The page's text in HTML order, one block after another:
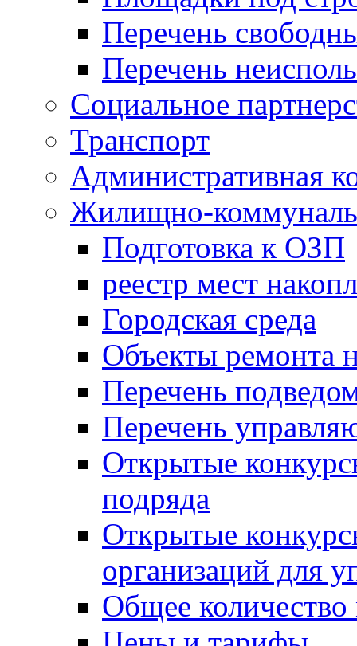
Перечень
Перечень
Социальное
Транспорт
Административная
Жилищно-
Подготовка к ОЗП
реестр мест
Городская среда
Объекты ремонта
Перечень
Перечень
Открытые
подряда
Открытые
организаций для
Общее